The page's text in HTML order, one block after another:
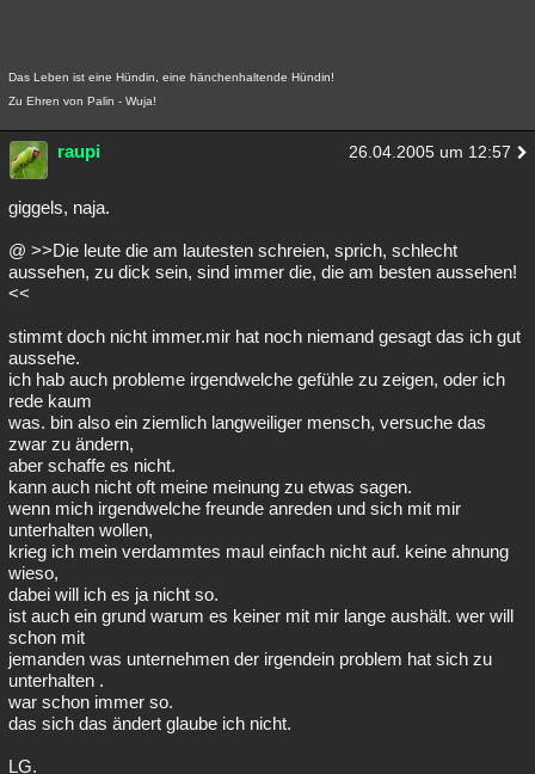
Das Leben ist eine Hündin, eine hänchenhaltende Hündin!
Zu Ehren von Palin - Wuja!
raupi 26.04.2005 um 12:57
giggels, naja.
@ >>Die leute die am lautesten schreien, sprich, schlecht
aussehen, zu dick sein, sind immer die, die am besten aussehen!
<<
stimmt doch nicht immer.mir hat noch niemand gesagt das ich gut
aussehe.
ich hab auch probleme irgendwelche gefühle zu zeigen, oder ich
rede kaum
was. bin also ein ziemlich langweiliger mensch, versuche das
zwar zu ändern,
aber schaffe es nicht.
kann auch nicht oft meine meinung zu etwas sagen.
wenn mich irgendwelche freunde anreden und sich mit mir
unterhalten wollen,
krieg ich mein verdammtes maul einfach nicht auf. keine ahnung
wieso,
dabei will ich es ja nicht so.
ist auch ein grund warum es keiner mit mir lange aushält. wer will
schon mit
jemanden was unternehmen der irgendein problem hat sich zu
unterhalten .
war schon immer so.
das sich das ändert glaube ich nicht.
LG.